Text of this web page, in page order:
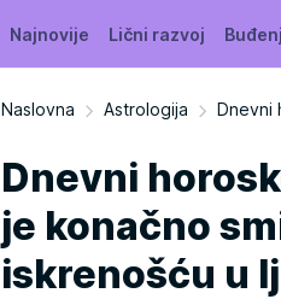
Najnovije Lični razvoj
Naslovna Astrologija Dnevni
Dnevni
je konačno
iskrenošću u